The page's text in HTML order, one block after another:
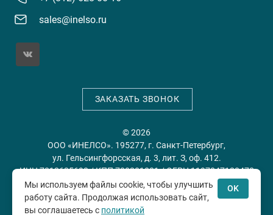
sales@inelso.ru
ЗАКАЗАТЬ ЗВОНОК
© 2026
ООО «ИНЕЛСО». 195277, г. Санкт-Петербург,
ул. Гельсингфорсская, д. 3, лит. З, оф. 412.
ИНН 7813635698 / КПП 780201001 / ОГРН 1197847128478
Политика конфиденциальности
Мы используем файлы cookie, чтобы улучшить
работу сайта. Продолжая использовать сайт,
вы соглашаетесь с политикой
OK